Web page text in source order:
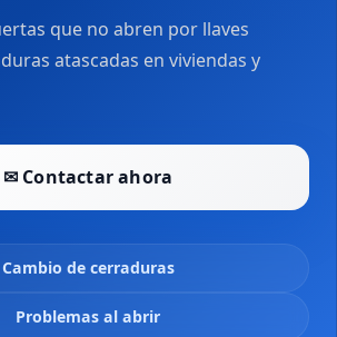
que no abren por llaves
atascadas en viviendas y
✉ Contactar ahora
Cambio de cerraduras
Problemas al abrir